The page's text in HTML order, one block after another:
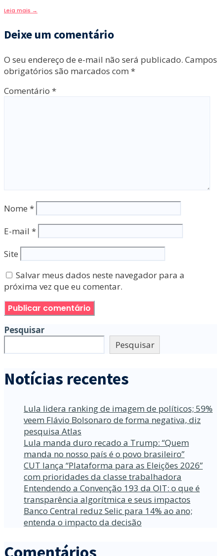
Leia mais →
Deixe um comentário
O seu endereço de e-mail não será publicado. Campos
obrigatórios são marcados com *
Comentário *
Nome *
E-mail *
Site
Salvar meus dados neste navegador para a
próxima vez que eu comentar.
Pesquisar
Pesquisar
Notícias recentes
Lula lidera ranking de imagem de políticos; 59%
veem Flávio Bolsonaro de forma negativa, diz
pesquisa Atlas
Lula manda duro recado a Trump: “Quem
manda no nosso país é o povo brasileiro”
CUT lança “Plataforma para as Eleições 2026”
com prioridades da classe trabalhadora
Entendendo a Convenção 193 da OIT: o que é
transparência algorítmica e seus impactos
Banco Central reduz Selic para 14% ao ano;
entenda o impacto da decisão